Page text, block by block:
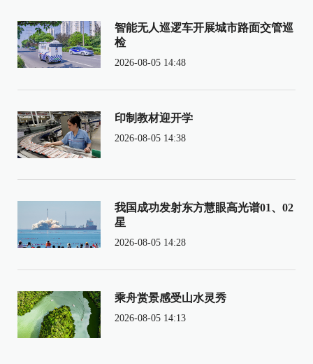
智能无人巡逻车开展城市路面交管巡
检
2026-08-05 14:48
印制教材迎开学
2026-08-05 14:38
我国成功发射东方慧眼高光谱01、02
星
2026-08-05 14:28
乘舟赏景感受山水灵秀
2026-08-05 14:13